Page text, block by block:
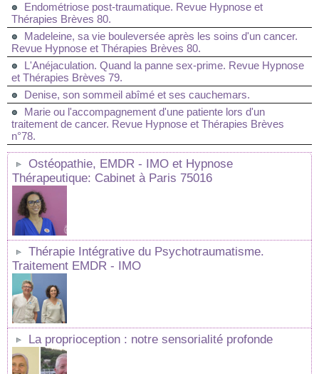
Endométriose post-traumatique. Revue Hypnose et
Thérapies Brèves 80.
Madeleine, sa vie bouleversée après les soins d'un cancer.
Revue Hypnose et Thérapies Brèves 80.
L'Anéjaculation. Quand la panne sex-prime. Revue Hypnose
et Thérapies Brèves 79.
Denise, son sommeil abîmé et ses cauchemars.
Marie ou l'accompagnement d'une patiente lors d'un
traitement de cancer. Revue Hypnose et Thérapies Brèves
n°78.
Ostéopathie, EMDR - IMO et Hypnose
Thérapeutique: Cabinet à Paris 75016
Thérapie Intégrative du Psychotraumatisme.
Traitement EMDR - IMO
La proprioception : notre sensorialité profonde